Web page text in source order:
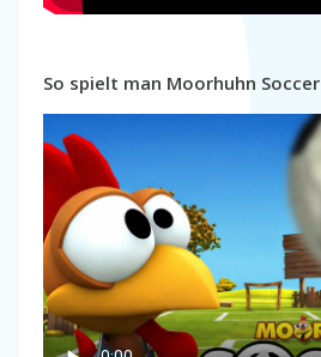
So spielt man Moorhuhn Soccer